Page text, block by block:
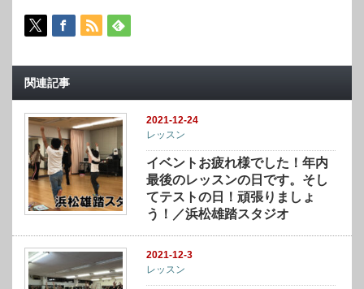
関連記事
2021-12-24
レッスン
イベントお疲れ様でした！年内
最後のレッスンの日です。そし
てテストの日！頑張りましょ
う！／浜松雄踏スタジオ
2021-12-3
レッスン